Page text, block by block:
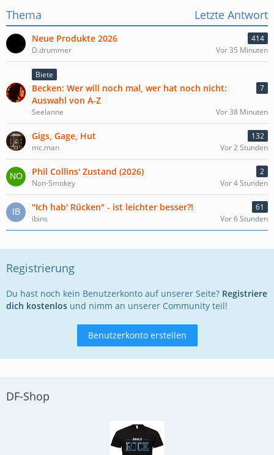
Thema Letzte Antwort
Neue Produkte 2026
414
D.drummer
Vor 35 Minuten
Biete
Becken: Wer will noch mal, wer hat noch nicht:
Auswahl von A-Z
7
Seelanne Vor 38 Minuten
Gigs, Gage, Hut
132
mc.man
Vor 2 Stunden
Phil Collins' Zustand (2026)
2
Non-Smokey
Vor 4 Stunden
"Ich hab' Rücken" - ist leichter besser?!
61
ibins
Vor 6 Stunden
Registrierung
Du hast noch kein Benutzerkonto auf unserer Seite? Registriere
dich kostenlos und nimm an unserer Community teil!
Benutzerkonto erstellen
DF-Shop